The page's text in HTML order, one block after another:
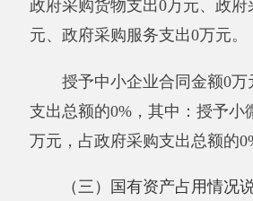
财政拨款收入：指同级财政当
上级补助收入：指事业单位从
级单位取得的非财政补助收入。
其辅助活动所取得的收入。